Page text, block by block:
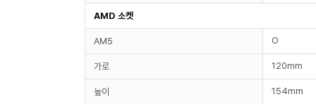
AMD 소켓
AM5 O
가로 120mm
높이 154mm